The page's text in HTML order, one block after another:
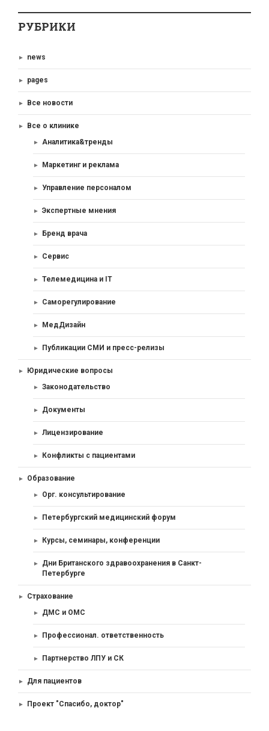
РУБРИКИ
news
pages
Все новости
Все о клинике
Аналитика&тренды
Маркетинг и реклама
Управление персоналом
Экспертные мнения
Бренд врача
Сервис
Телемедицина и IT
Саморегулирование
МедДизайн
Публикации СМИ и пресс-релизы
Юридические вопросы
Законодательство
Документы
Лицензирование
Конфликты с пациентами
Образование
Орг. консультирование
Петербургский медицинский форум
Курсы, семинары, конференции
Дни Британского здравоохранения в Санкт-
Петербурге
Страхование
ДМС и ОМС
Профессионал. ответственность
Партнерство ЛПУ и СК
Для пациентов
Проект "Спасибо, доктор"